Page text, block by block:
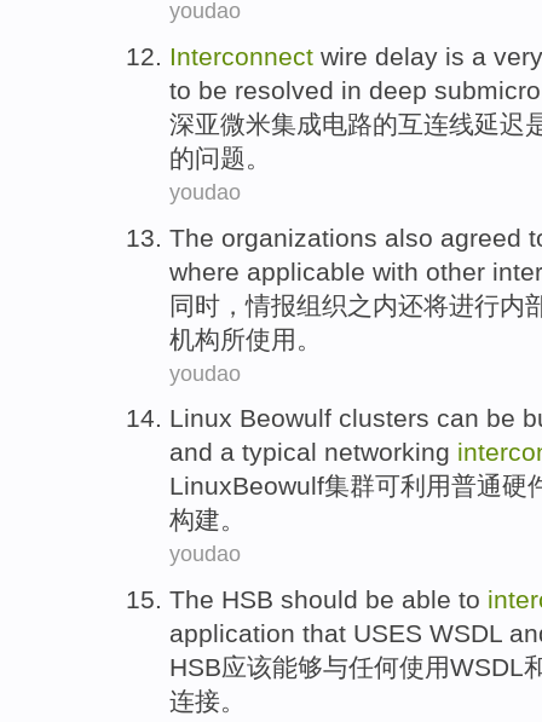
youdao
Interconnect wire delay is a very
to be resolved in deep
深亚微米集成电路的互连线延迟
的问题。
youdao
The organizations also agreed
where applicable with other
同时，情报组织之内还将进行内
机构所使用。
youdao
Linux Beowulf clusters can be
and a typical networking
LinuxBeowulf集群可利用普通硬
构建。
youdao
The HSB should be able to
application that USES WSDL
HSB应该能够与任何使用WSDL
连接。